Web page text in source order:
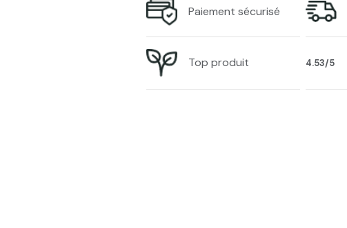
Paiement sécurisé
Top produit 4.53/5